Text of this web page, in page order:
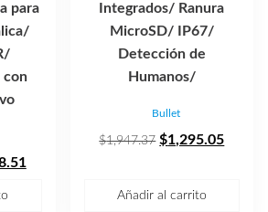
para
con
Integrados/ Ranura
MicroSD/ IP67/
Detección de
Humanos/
Bullet
$1,947.37 El
$1,295.05El
Añadir al carrito